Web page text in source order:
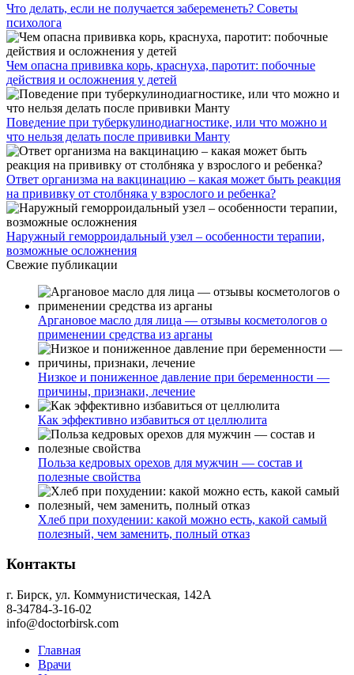
Что делать, если не получается забеременеть? Советы
психолога
Чем опасна прививка корь, краснуха, паротит: побочные
действия и осложнения у детей
Поведение при туберкулинодиагностике, или что можно и
что нельзя делать после прививки Манту
Ответ организма на вакцинацию – какая может быть реакция
на прививку от столбняка у взрослого и ребенка?
Наружный геморроидальный узел – особенности терапии,
возможные осложнения
Свежие публикации
Аргановое масло для лица — отзывы косметологов о
применении средства из арганы
Низкое и пониженное давление при беременности —
причины, признаки, лечение
Как эффективно избавиться от целлюлита
Польза кедровых орехов для мужчин — состав и
полезные свойства
Хлеб при похудении: какой можно есть, какой самый
полезный, чем заменить, полный отказ
Контакты
г. Бирск, ул. Коммунистическая, 142А
8-34784-3-16-02
info@doctorbirsk.com
Главная
Врачи